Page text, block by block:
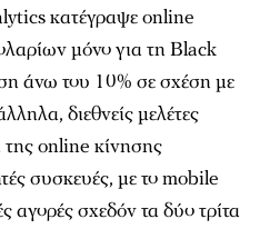
κατέγραψε online
μόνο για τη Black
άνω του 10% σε σχέση με
διεθνείς μελέτες
της online κίνησης
συσκευές, με το mobile
αγορές σχεδόν τα δύο τρίτα